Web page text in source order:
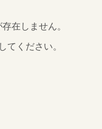
在しません。
てください。